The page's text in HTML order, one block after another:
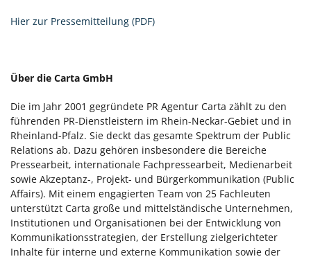
Hier zur Pressemitteilung (PDF)
Über die Carta GmbH
Die im Jahr 2001 gegründete PR Agentur Carta zählt zu den
führenden PR-Dienstleistern im Rhein-Neckar-Gebiet und in
Rheinland-Pfalz. Sie deckt das gesamte Spektrum der Public
Relations ab. Dazu gehören insbesondere die Bereiche
Pressearbeit, internationale Fachpressearbeit, Medienarbeit
sowie Akzeptanz-, Projekt- und Bürgerkommunikation (Public
Affairs). Mit einem engagierten Team von 25 Fachleuten
unterstützt Carta große und mittelständische Unternehmen,
Institutionen und Organisationen bei der Entwicklung von
Kommunikationsstrategien, der Erstellung zielgerichteter
Inhalte für interne und externe Kommunikation sowie der